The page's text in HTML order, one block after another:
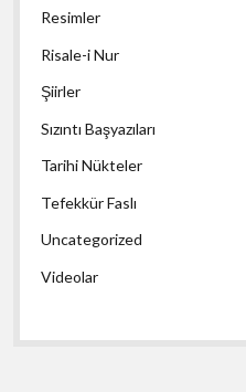
Resimler
Risale-i Nur
Şiirler
Sızıntı Başyazıları
Tarihi Nükteler
Tefekkür Faslı
Uncategorized
Videolar